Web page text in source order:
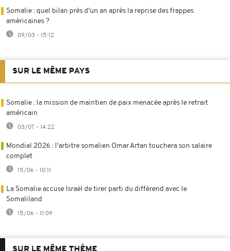
Somalie : quel bilan près d'un an après la reprise des frappes
américaines ?
09/03 - 15:12
SUR LE MÊME PAYS
Somalie : la mission de maintien de paix menacée après le retrait
américain
03/07 - 14:22
Mondial 2026 : l'arbitre somalien Omar Artan touchera son salaire
complet
15/06 - 10:11
La Somalie accuse Israël de tirer parti du différend avec le
Somaliland
15/06 - 11:09